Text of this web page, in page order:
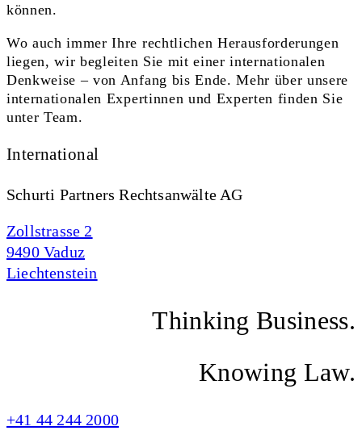
können.
Wo auch immer Ihre rechtlichen Herausforderungen
liegen, wir begleiten Sie mit einer internationalen
Denkweise – von Anfang bis Ende. Mehr über unsere
internationalen Expertinnen und Experten finden Sie
unter Team.
International
Schurti Partners Rechtsanwälte AG
Zollstrasse 2
9490 Vaduz
Liechtenstein
Thinking Business.
Knowing Law.
+41 44 244 2000